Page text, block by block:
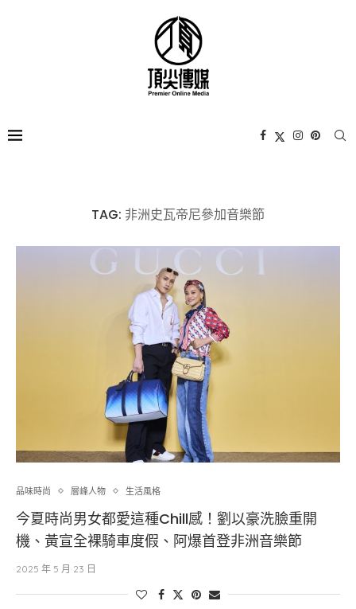
TAG: 非洲史瓦帝尼參加音樂節
品味時尚 層峰⼈物 生活風格
今夏時尚男女都愛這種Chill感！劉以豪洗臉重開
機、黃宣全裸騎車度假、阿爆首登非洲音樂節
2025 年 5 月 23 日